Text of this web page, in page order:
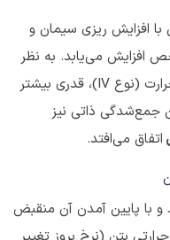
افزایش ریزی سیمان و
می‌یابد. به نظر
می‌رسد انقباض نهایی سیمان‌های کم حرارت (نوع IV)، قدری بیشتر
جمع‌شدگی ذاتی نیز
اتفاق می‌افتد.
و با پایین آمدن آن منقبض